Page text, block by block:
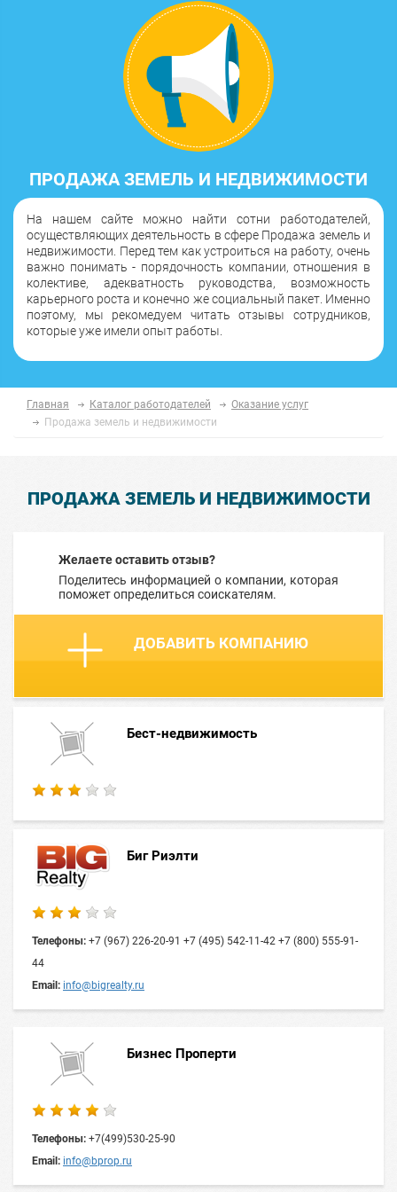
ПРОДАЖА ЗЕМЕЛЬ И НЕДВИЖИМОСТИ
На нашем сайте можно найти сотни работодателей,
осуществляющих деятельность в сфере Продажа земель и
недвижимости. Перед тем как устроиться на работу, очень
важно понимать - порядочность компании, отношения в
колективе, адекватность руководства, возможность
карьерного роста и конечно же социальный пакет. Именно
поэтому, мы рекомедуем читать отзывы сотрудников,
которые уже имели опыт работы.
Главная Каталог работодателей
Оказание услуг
Продажа земель и недвижимости
ПРОДАЖА ЗЕМЕЛЬ И НЕДВИЖИМОСТИ
Желаете оставить отзыв?
Поделитесь информацией о компании, которая
поможет определиться соискателям.
ДОБАВИТЬ КОМПАНИЮ
Бест-недвижимость
Биг Риэлти
Телефоны: +7 (967) 226-20-91 +7 (495) 542-11-42 +7 (800) 555-91-
44
Email: info@bigrealty.ru
Бизнес Проперти
Телефоны: +7(499)530-25-90
Email: info@bprop.ru